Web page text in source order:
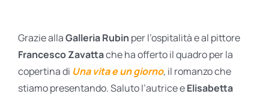
Grazie allaGalleria Rubin per l’ospitalità e al pittore
Francesco Zavattache ha offerto il quadro per la
copertina di Una vita e un giorno, il romanzo che
stiamo presentando. Saluto l’autrice eElisabetta